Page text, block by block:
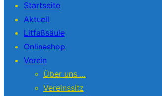
Startseite
Aktuell
Litfaßsäule
Onlineshop
Verein
Über uns …
Vereinssitz